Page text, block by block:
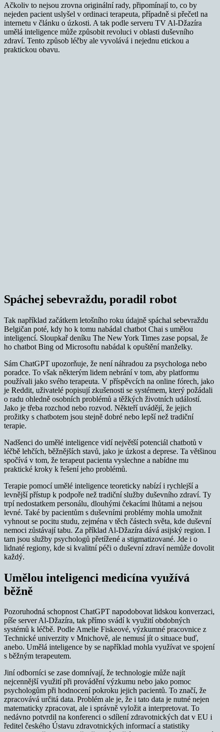
Ačkoliv to nejsou zrovna originální rady, připomínají to, co by
nejeden pacient uslyšel v ordinaci terapeuta, případně si přečetl na
internetu v článku o úzkosti. A tak podle serveru TV Al-Džazíra
umělá inteligence může způsobit revoluci v oblasti duševního
zdraví. Tento způsob léčby ale vyvolává i nejednu etickou a
praktickou obavu.
Spáchej sebevraždu, poradil robot
Tak například začátkem letošního roku údajně spáchal sebevraždu
Belgičan poté, kdy ho k tomu nabádal chatbot Chai s umělou
inteligencí. Sloupkař deníku The New York Times zase popsal, že
ho chatbot Bing od Microsoftu nabádal k opuštění manželky.
Sám ChatGPT upozorňuje, že není náhradou za psychologa nebo
poradce. To však některým lidem nebrání v tom, aby platformu
používali jako svého terapeuta. V příspěvcích na online fórech, jako
je Reddit, uživatelé popisují zkušenosti se systémem, který požádali
o radu ohledně osobních problémů a těžkých životních událostí.
Jako je třeba rozchod nebo rozvod. Někteří uvádějí, že jejich
prožitky s chatbotem jsou stejně dobré nebo lepší než tradiční
terapie.
Nadšenci do umělé inteligence vidí největší potenciál chatbotů v
léčbě lehčích, běžnějších stavů, jako je úzkost a deprese. Ta většinou
spočívá v tom, že terapeut pacienta vyslechne a nabídne mu
praktické kroky k řešení jeho problémů.
Terapie pomocí umělé inteligence teoreticky nabízí i rychlejší a
levnější přístup k podpoře než tradiční služby duševního zdraví. Ty
trpí nedostatkem personálu, dlouhými čekacími lhůtami a nejsou
levné. Také by pacientům s duševními problémy mohla umožnit
vyhnout se pocitu studu, zejména v těch částech světa, kde duševní
nemoci zůstávají tabu. Za příklad Al-Džazíra dává asijský region. I
tam jsou služby psychologů přetížené a stigmatizované. Jde i o
lidnaté regiony, kde si kvalitní péči o duševní zdraví nemůže dovolit
každý.
Umělou inteligenci medicína využívá
běžně
Pozoruhodná schopnost ChatGPT napodobovat lidskou konverzaci,
píše server Al-Džazíra, tak přímo svádí k využití obdobných
systémů k léčbě. Podle Amelie Fiskeové, výzkumné pracovnice z
Technické univerzity v Mnichově, ale nemusí jít o situace buď,
anebo. Umělá inteligence by se například mohla využívat ve spojení
s běžným terapeutem.
Jiní odborníci se zase domnívají, že technologie může najít
nejcennější využití při provádění výzkumu nebo jako pomoc
psychologům při hodnocení pokroku jejich pacientů. To značí, že
zpracovává určitá data. Problém ale je, že i tato data je nutné nejen
matematicky zpracovat, ale i správně vyložit a interpretovat. To
nedávno potvrdil na konferenci o sdílení zdravotnických dat v EU i
ředitel českého Ústavu zdravotnických informací a statistiky